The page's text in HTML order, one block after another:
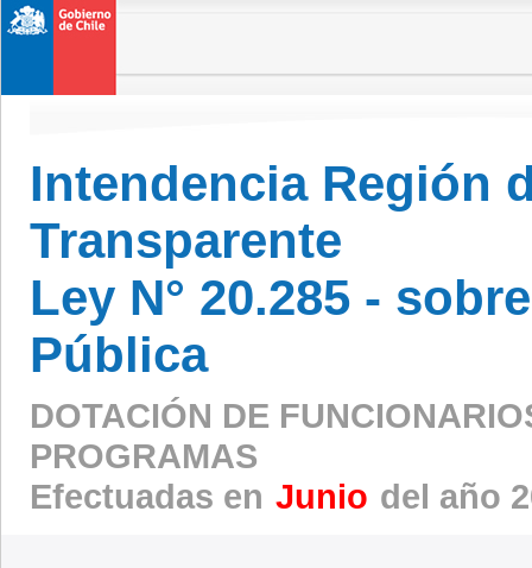
Intendencia Región
Transparente
Ley N° 20.285 -
Pública
DOTACIÓN DE
PROGRAMAS
Efectuadas en Junio del año